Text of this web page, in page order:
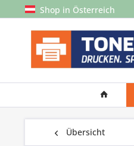
Shop in Österreich
Übersicht